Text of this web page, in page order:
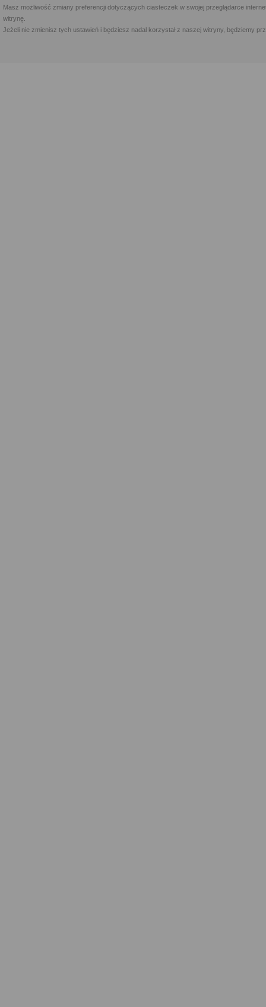
Masz możliwość zmiany preferencji dotyczących ciasteczek w swojej przeglądarce
witrynę.
Jeżeli nie zmienisz tych ustawień i będziesz nadal korzystał z naszej witryny, będziemy